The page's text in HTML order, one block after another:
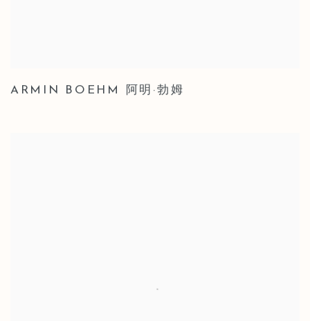
ARMIN BOEHM 阿明·勃姆